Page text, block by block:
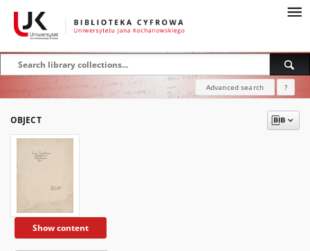
Advanced search ?
OBJECT
Show content